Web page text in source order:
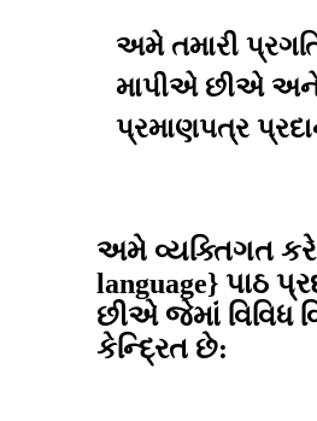
અમે તમારી
માપીએ છીએ અને
પ્રમાણપત્ર
અમે વ્યક્તિગત
language} પાઠ
છીએ જેમાં વિવિધ
કેન્દ્રિત છે: